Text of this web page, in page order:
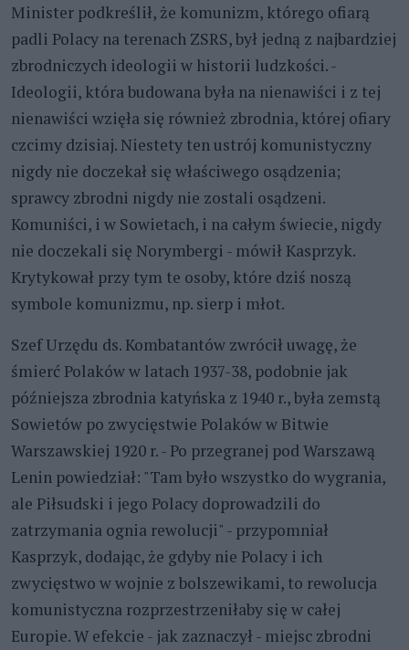
Minister podkreślił, że komunizm, którego ofiarą
padli Polacy na terenach ZSRS, był jedną z najbardziej
zbrodniczych ideologii w historii ludzkości. -
Ideologii, która budowana była na nienawiści i z tej
nienawiści wzięła się również zbrodnia, której ofiary
czcimy dzisiaj. Niestety ten ustrój komunistyczny
nigdy nie doczekał się właściwego osądzenia;
sprawcy zbrodni nigdy nie zostali osądzeni.
Komuniści, i w Sowietach, i na całym świecie, nigdy
nie doczekali się Norymbergi - mówił Kasprzyk.
Krytykował przy tym te osoby, które dziś noszą
symbole komunizmu, np. sierp i młot.
Szef Urzędu ds. Kombatantów zwrócił uwagę, że
śmierć Polaków w latach 1937-38, podobnie jak
późniejsza zbrodnia katyńska z 1940 r., była zemstą
Sowietów po zwycięstwie Polaków w Bitwie
Warszawskiej 1920 r. - Po przegranej pod Warszawą
Lenin powiedział: "Tam było wszystko do wygrania,
ale Piłsudski i jego Polacy doprowadzili do
zatrzymania ognia rewolucji" - przypomniał
Kasprzyk, dodając, że gdyby nie Polacy i ich
zwycięstwo w wojnie z bolszewikami, to rewolucja
komunistyczna rozprzestrzeniłaby się w całej
Europie. W efekcie - jak zaznaczył - miejsc zbrodni